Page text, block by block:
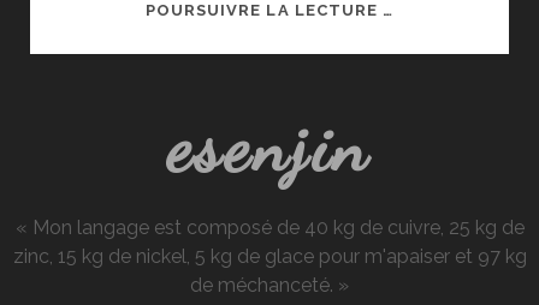
POURSUIVRE LA LECTURE …
esenjin
« Mon langage est composé de 40 kg de cuivre, 25 kg de
zinc, 15 kg de nickel, 5 kg de glace pour m'apaiser et 97 kg
de méchanceté. »